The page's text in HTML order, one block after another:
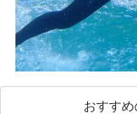
おすす